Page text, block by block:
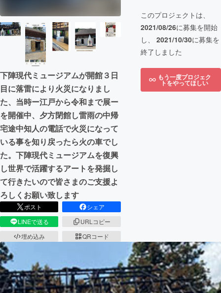
下陣現代ミュージアムが開館３日
目に落雷により火災になりまし
た、当時ー江戸から令和まで展ー
を開催中、夕方閉館し雷雨の中帰
宅途中知人の電話で火災になって
いる事を知り戻ったら火の車でし
た。下陣現代ミュージアムを復興
し世界で活躍するアートを発掘し
て行きたいので皆さまのご支援よ
ろしくお願い致します
ポスト
シェア
LINEで送る
URLコピー
埋め込み
QRコード
このプロジェクトは、
2021/08/26に募集を開始
し、 2021/10/30に募集を
終了しました
もう一度プロジェク
トをやってほしい